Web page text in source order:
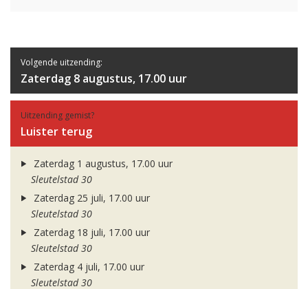
Volgende uitzending:
Zaterdag 8 augustus, 17.00 uur
Uitzending gemist?
Luister terug
Zaterdag 1 augustus, 17.00 uur
Sleutelstad 30
Zaterdag 25 juli, 17.00 uur
Sleutelstad 30
Zaterdag 18 juli, 17.00 uur
Sleutelstad 30
Zaterdag 4 juli, 17.00 uur
Sleutelstad 30